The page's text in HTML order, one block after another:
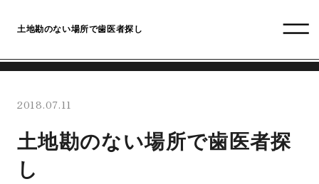
土地勘のない場所で歯医者探し
2018.07.11
土地勘のない場所で歯医者探
し